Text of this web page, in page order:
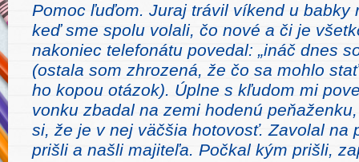
Pomoc ľuďom. Juraj trávil víkend u babky
keď sme spolu volali, čo nové a či je
nakoniec telefonátu povedal: „ináč dnes
(ostala som zhrozená, že čo sa mohlo
ho kopou otázok). Úplne s kľudom mi
vonku zbadal na zemi hodenú
si, že je v nej väčšia hotovosť. Zavolal na
prišli a našli majiteľa. Počkal kým prišli,